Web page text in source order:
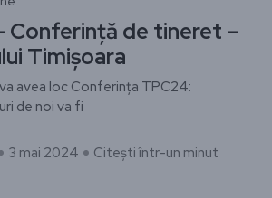
Conferință de tineret –
Timișoara
avea loc Conferința TPC24:
de noi va fi
3 mai 2024 Citești într-un minut